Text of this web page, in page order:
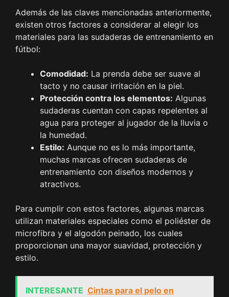
Además de las claves mencionadas anteriormente,
existen otros factores a considerar al elegir los
materiales para las sudaderas de entrenamiento en
fútbol:
Comodidad: La prenda debe ser suave al
tacto y no causar irritación en la piel.
Protección contra los elementos: Algunas
sudaderas cuentan con capas repelentes al
agua para proteger al jugador de la lluvia o
la humedad.
Estilo: Aunque no es lo más importante,
muchas marcas ofrecen sudaderas de
entrenamiento con diseños modernos y
atractivos.
Para cumplir con estos factores, algunas marcas
utilizan materiales especiales como el poliéster de
microfibra y el algodón peinado, los cuales
proporcionan una mayor suavidad, protección y
estilo.
INTERESANTE Cintas para el pelo en